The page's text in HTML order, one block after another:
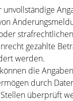
unvollständige
gezahlte
werden.
die
durch
überprüft